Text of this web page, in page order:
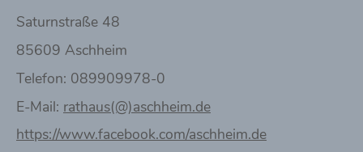
Saturnstraße 48
85609 Aschheim
Telefon: 089909978-0
E-Mail: rathaus(@)aschheim.de
https://www.facebook.com/aschheim.de